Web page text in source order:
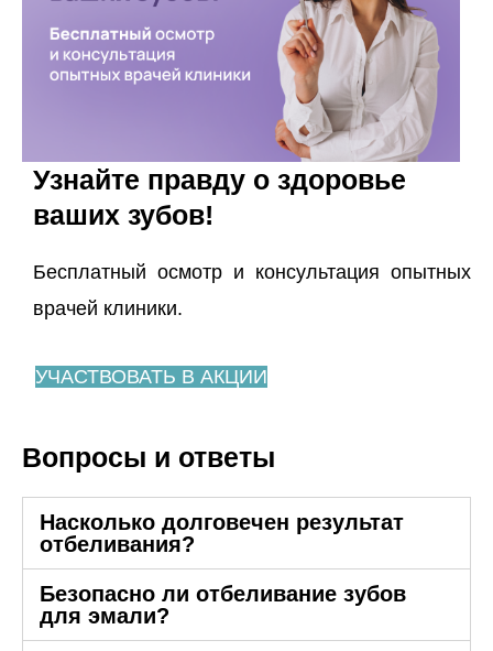
Узнайте правду о здоровье
ваших зубов!
Бесплатный осмотр и консультация опытных
врачей клиники.
УЧАСТВОВАТЬ В АКЦИИ
Вопросы и ответы
Насколько долговечен результат
отбеливания?
Безопасно ли отбеливание зубов
для эмали?